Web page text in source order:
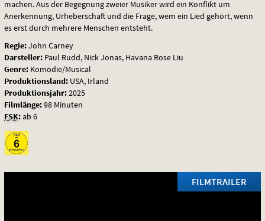
machen. Aus der Begegnung zweier Musiker wird ein Konflikt um
Anerkennung, Urheberschaft und die Frage, wem ein Lied gehört, wenn
es erst durch mehrere Menschen entsteht.
Regie:John Carney
Darsteller: Paul Rudd, Nick Jonas, Havana Rose Liu
Genre: Komödie/Musical
Produktionsland: USA, Irland
Produktionsjahr:2025
Filmlänge:98 Minuten
FSK:ab 6
FILMTRAILER